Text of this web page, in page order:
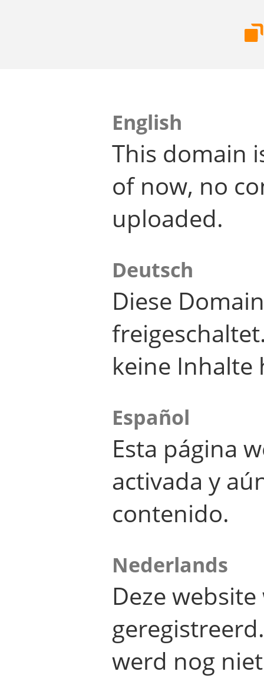
English
This domain
of now, no
uploaded.
Deutsch
Diese
keine Inhalte
Español
Esta página
activada y
contenido.
Nederlands
Deze
werd nog